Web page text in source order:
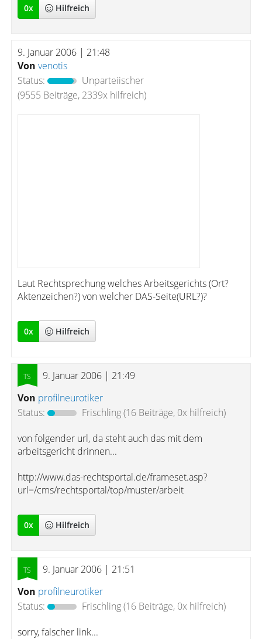
0x Hilfreich
9. Januar 2006 | 21:48
Von venotis
Status:
Unparteiischer
(9555 Beiträge, 2339x hilfreich)
Laut Rechtsprechung welches Arbeitsgerichts (Ort?
Aktenzeichen?) von welcher DAS-Seite(URL?)?
0x Hilfreich
9. Januar 2006 | 21:49
Von profilneurotiker
Status:
Frischling(16 Beiträge, 0x hilfreich)
von folgender url, da steht auch das mit dem
arbeitsgericht drinnen...
http://www.das-rechtsportal.de/frameset.asp?
url=/cms/rechtsportal/top/muster/arbeit
0x Hilfreich
9. Januar 2006 | 21:51
Von profilneurotiker
Status:
Frischling(16 Beiträge, 0x hilfreich)
sorry, falscher link...